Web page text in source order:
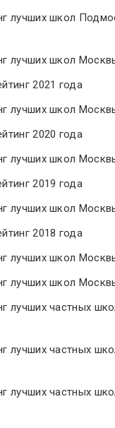
лучших школ
лучших школ
2021 года
лучших школ
2020 года
лучших школ
2019 года
лучших школ
2018 года
лучших школ
лучших школ
лучших частных
лучших частных
лучших частных